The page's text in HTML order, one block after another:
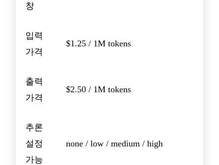
창
입력
가격
$1.25 / 1M tokens
출력
가격
$2.50 / 1M tokens
추론
설정
가능
none / low / medium / high